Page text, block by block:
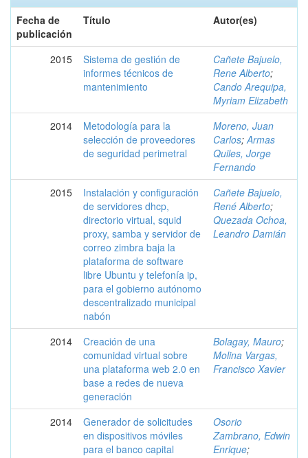
Fecha de
publicación
Título Autor(es)
2015
Sistema de gestión de
informes técnicos de
mantenimiento
Cañete Bajuelo,
Rene Alberto;
Cando Arequipa,
Myriam Elizabeth
2014
Metodología para la
selección de proveedores
de seguridad perimetral
Moreno, Juan
Carlos;Armas
Quiles, Jorge
Fernando
2015
Instalación y configuración
de servidores dhcp,
directorio virtual, squid
proxy, samba y servidor de
correo zimbra baja la
plataforma de software
libre Ubuntu y telefonía ip,
para el gobierno autónomo
descentralizado municipal
nabón
Cañete Bajuelo,
René Alberto;
Quezada Ochoa,
Leandro Damián
2014
Creación de una
comunidad virtual sobre
una plataforma web 2.0 en
base a redes de nueva
generación
Bolagay, Mauro;
Molina Vargas,
Francisco Xavier
2014
Generador de solicitudes
en dispositivos móviles
para el banco capital
Osorio
Zambrano, Edwin
Enrique;